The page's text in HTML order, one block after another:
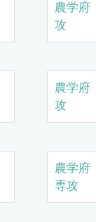
農学
攻
農学
攻
農学
専攻